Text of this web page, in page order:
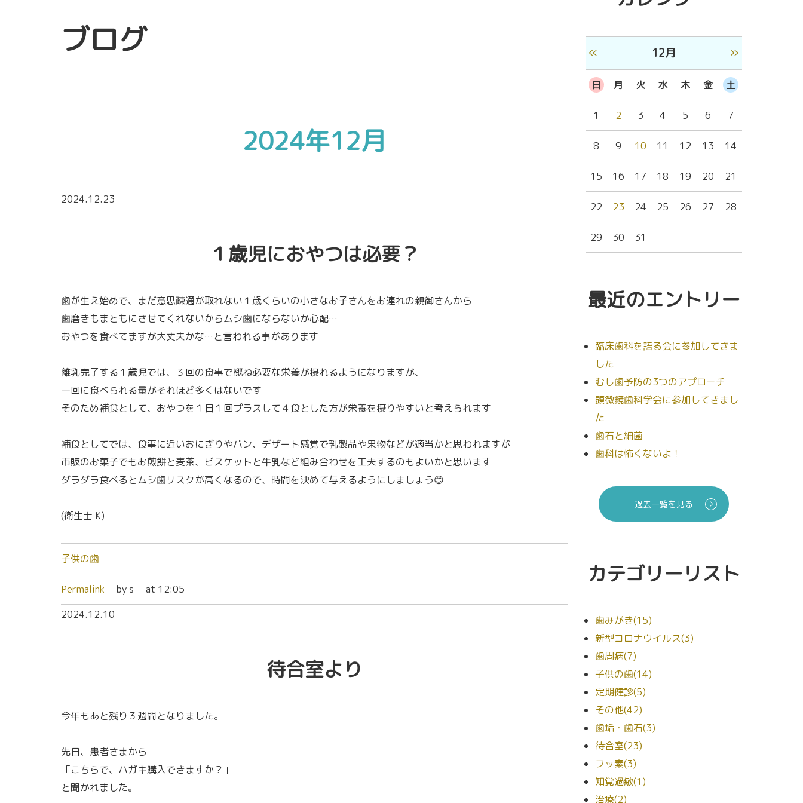
ブログ
2024年12月
2024.12.23
１歳児におやつは必要？
歯が生え始めで、まだ意思疎通が取れない１歳くらいの小さなお子さんをお連れの親御さんから
歯磨きもまともにさせてくれないからムシ歯にならないか心配…
おやつを食べてますが大丈夫かな…と言われる事があります
離乳完了する１歳児では、３回の食事で概ね必要な栄養が摂れるようになりますが、
一回に食べられる量がそれほど多くはないです
そのため補食として、おやつを１日１回プラスして４食とした方が栄養を摂りやすいと考えられます
補食としてでは、食事に近いおにぎりやパン、デザート感覚で乳製品や果物などが適当かと思われますが
市販のお菓子でもお煎餅と麦茶、ビスケットと牛乳など組み合わせを工夫するのもよいかと思います
ダラダラ食べるとムシ歯リスクが高くなるので、時間を決めて与えるようにしましょう😊
(衛生士 K)
子供の歯
Permalink by s
at 12:05
2024.12.10
待合室より
今年もあと残り３週間となりました。
先日、患者さまから
「こちらで、ハガキ購入できますか？」
と聞かれました。
« 12月 »
日 月 火 水 木 金 土
1 2 3 4 5 6 7
8 9 10 11 12 13 14
15 16 17 18 19 20 21
22 23 24 25 26 27 28
29 30 31
最近のエントリー
臨床歯科を語る会に参加してきま
した
むし歯予防の3つのアプローチ
顕微鏡歯科学会に参加してきまし
た
歯石と細菌
歯科は怖くないよ！
過去一覧を見る
カテゴリーリスト
歯みがき(15)
新型コロナウイルス(3)
歯周病(7)
子供の歯(14)
定期健診(5)
その他(42)
歯垢・歯石(3)
待合室(23)
フッ素(3)
知覚過敏(1)
治療(2)